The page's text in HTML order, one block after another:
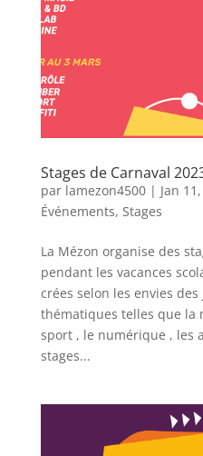
Stages de Carnaval
par lamezon4500| Jan
Événements, Stages
La Mézon organise des
pendant les vacances
crées selon les envies
thématiques telles que la
sport , le numérique , les
stages...